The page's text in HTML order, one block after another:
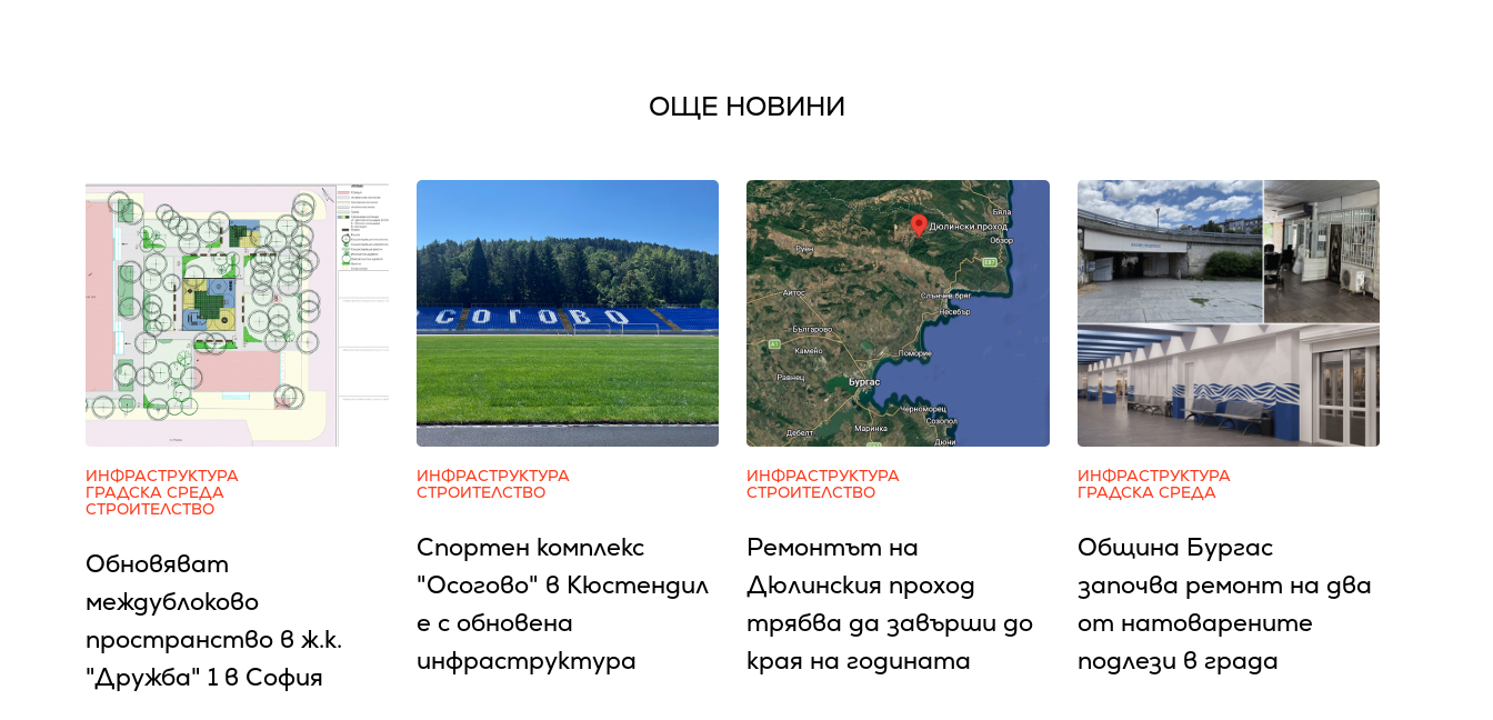
ОЩЕ НОВИНИ
ИНФРАСТРУКТУРА
ГРАДСКА СРЕДА
СТРОИТЕЛСТВО
Обновяват
междублоково
пространство в ж.к.
"Дружба" 1 в София
ИНФРАСТРУКТУРА
СТРОИТЕЛСТВО
Спортен комплекс
"Осогово" в Кюстендил
е с обновена
инфраструктура
ИНФРАСТРУКТУРА
СТРОИТЕЛСТВО
Ремонтът на
Дюлинския проход
трябва да завърши до
края на годината
ИНФРАСТРУКТУРА
ГРАДСКА СРЕДА
Община Бургас
започва ремонт на два
от натоварените
подлези в града